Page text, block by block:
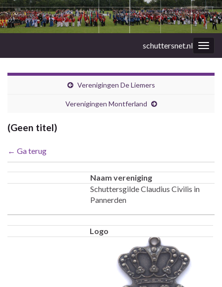
schuttersnet.nl
Verenigingen De Liemers
Verenigingen Montferland
(Geen titel)
← Ga terug
Naam vereniging
Schuttersgilde Claudius Civilis in
Pannerden
Logo